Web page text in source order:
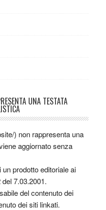
UNA TESTATA
) non rappresenta una
aggiornato senza
prodotto editoriale ai
7.03.2001.
del contenuto dei
dei siti linkati.